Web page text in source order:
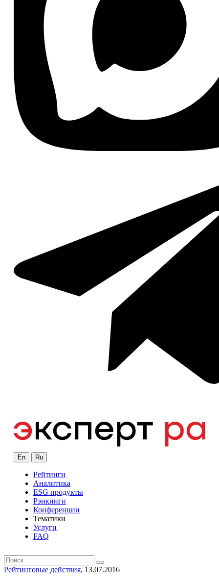
En Ru
Рейтинги
Аналитика
ESG продукты
Рэнкинги
Конференции
Тематики
Услуги
FAQ
Рейтинговые действия, 13.07.2016